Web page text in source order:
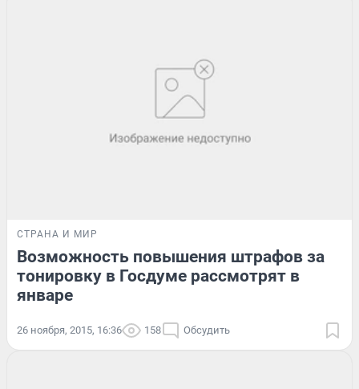
СТРАНА И МИР
Возможность повышения штрафов за
тонировку в Госдуме рассмотрят в
январе
26 ноября, 2015, 16:36 158 Обсудить